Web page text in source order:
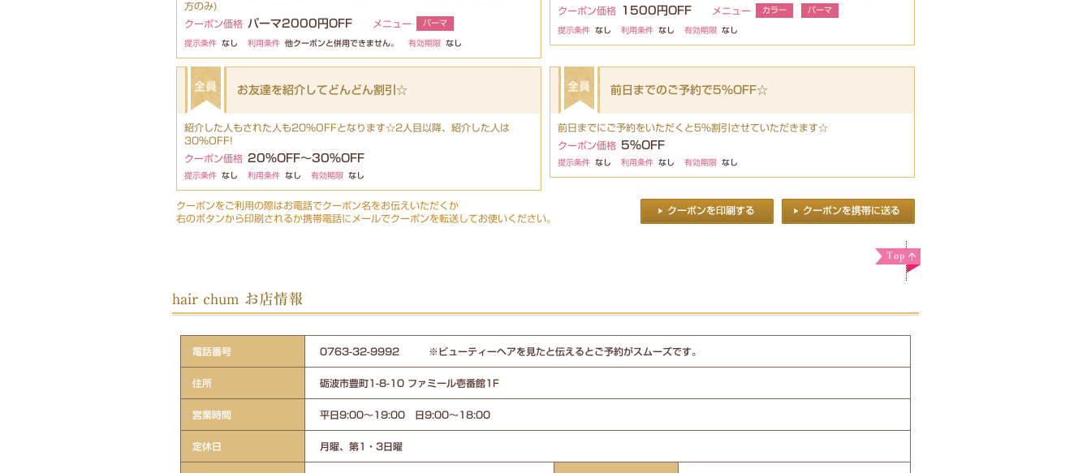
方のみ)
クーポン価格 パーマ2000円OFF メニュー パーマ
提示条件 なし 利用条件 他クーポンと併用できません。 有効期限 なし
クーポン価格
1500円OFF メニュー カラー パーマ
提示条件 なし 利用条件 なし 有効期限 なし
お友達を紹介してどんどん割引☆
紹介した人もされた人も20%OFFとなります☆2人目以降、紹介した人は
30%OFF!
クーポン価格 20%OFF～30%OFF
提示条件 なし 利用条件 なし 有効期限 なし
前日までのご予約で5%OFF☆
前日までにご予約をいただくと5%割引させていただきます☆
クーポン価格 5%OFF
提示条件 なし 利用条件 なし 有効期限 なし
クーポンをご利用の際はお電話でクーポン名をお伝えいただくか
右のボタンから印刷されるか携帯電話にメールでクーポンを転送してお使いください。
hair chum お店情報
電話番号 0763-32-9992 ※ビューティーヘアを見たと伝えるとご予約がスムーズです。
住所 砺波市豊町1-8-10 ファミール壱番館1F
営業時間 平日9:00～19:00 日9:00～18:00
定休日 月曜、第1・3日曜